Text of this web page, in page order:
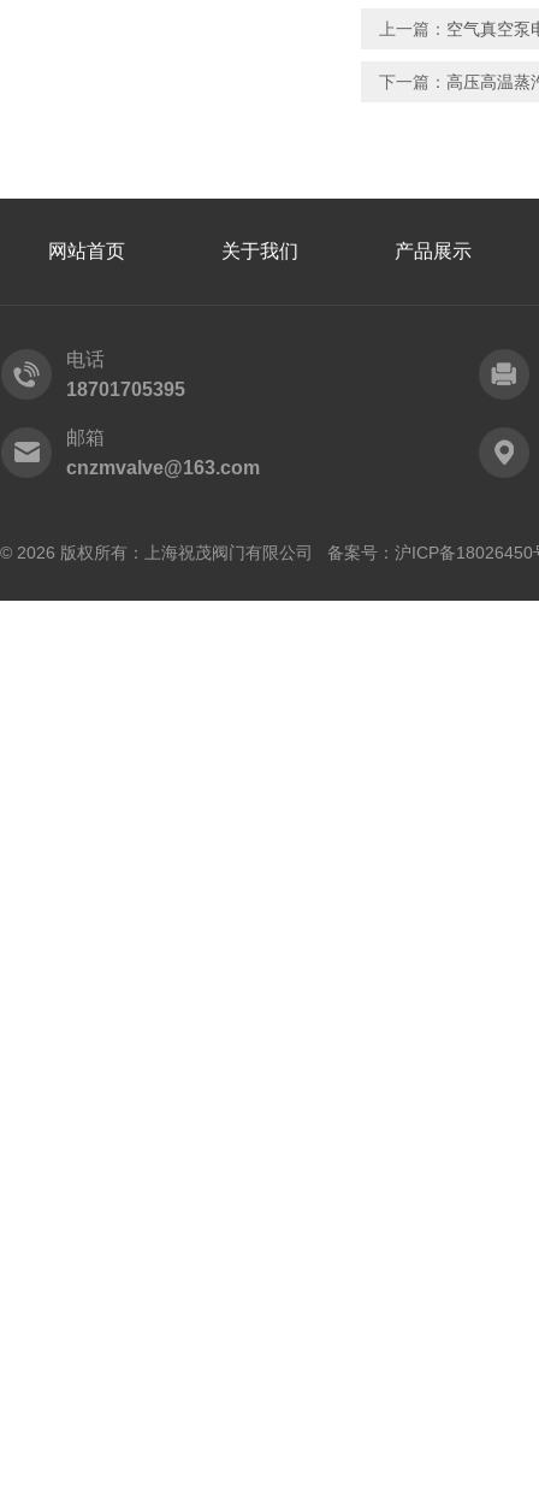
上一篇： 空气真空泵
下一篇： 高压高温蒸
网站首页 关于我们 产品展示
电话
18701705395
邮箱
cnzmvalve@163.com
© 2026 版权所有：上海祝茂阀门有限公司 备案号： 沪ICP备18026450